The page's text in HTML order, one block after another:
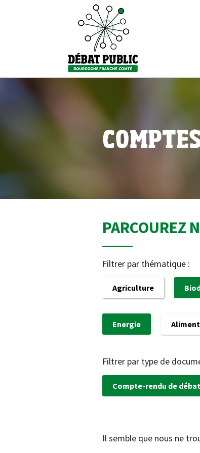
PARCOUREZ
Filtrer par thématique :
Agriculture
Energie
Filtrer par type de
Compte-rendu de
Il semble que nous ne